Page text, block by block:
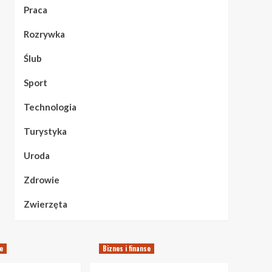
Praca
Rozrywka
Ślub
Sport
Technologia
Turystyka
Uroda
Zdrowie
Zwierzęta
Biznes i finanse